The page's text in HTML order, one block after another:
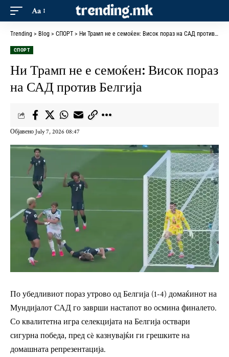
Aa
Trending > Blog > СПОРТ > Ни Трамп не е семоќен: Висок пораз на САД против Белгија
СПОРТ
Ни Трамп не е семоќен: Висок пораз
на САД против Белгија
Објавено July 7, 2026 08:47
По убедливиот пораз утрово од Белгија (1-4) домаќинот на
Мундијалот САД го заврши настапот во осмина финалето.
Со квалитетна игра селекцијата на Белгија оствари
сигурна победа, пред сè казнувајќи ги грешките на
домашната репрезентација.